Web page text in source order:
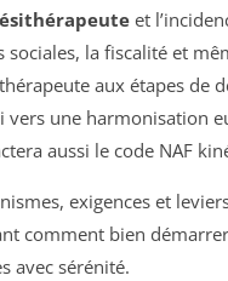
et
la fiscalité et
aux étapes de
vers une harmonisation
aussi le code NAF
exigences et
comment bien
avec sérénité.